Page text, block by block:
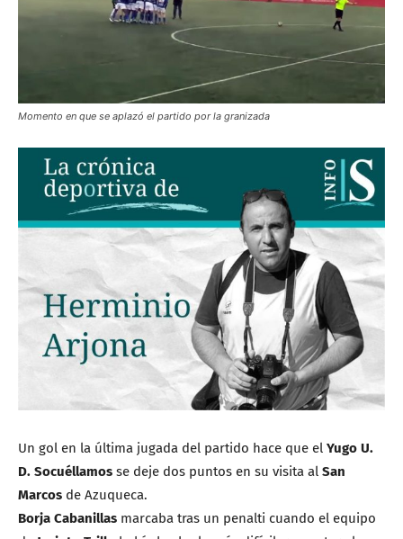
Momento en que se aplazó el partido por la granizada
Un gol en la última jugada del partido hace que el Yugo U.
D. Socuéllamos se deje dos puntos en su visita al San
Marcos de Azuqueca.
Borja Cabanillas marcaba tras un penalti cuando el equipo